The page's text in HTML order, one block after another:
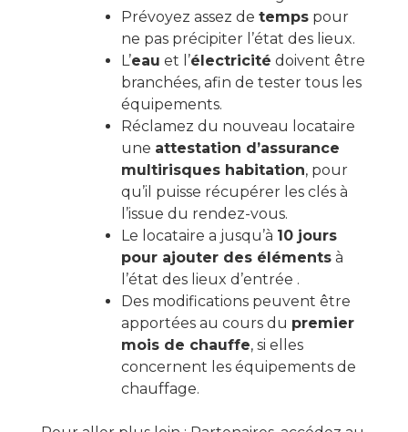
Prévoyez assez de temps pour
ne pas précipiter l’état des lieux.
L’eau et l’électricité doivent être
branchées, afin de tester tous les
équipements.
Réclamez du nouveau locataire
une attestation d’assurance
multirisques habitation, pour
qu’il puisse récupérer les clés à
l’issue du rendez-vous.
Le locataire a jusqu’à 10 jours
pour ajouter des éléments à
l’état des lieux d’entrée .
Des modifications peuvent être
apportées au cours du premier
mois de chauffe, si elles
concernent les équipements de
chauffage.